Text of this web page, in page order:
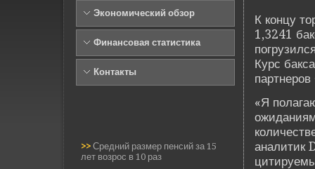
Экономический обзор
Финансовая статистика
Контакты
>> Средний размер пенсий за 15
лет возрос в 10 раз
К концу
1,3241
Курс
«Я
аналитик